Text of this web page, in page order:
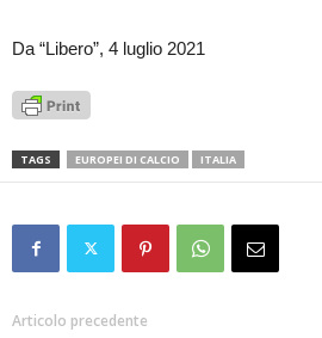
Da “Libero”, 4 luglio 2021
TAGS EUROPEI DI CALCIO ITALIA
Articolo precedente